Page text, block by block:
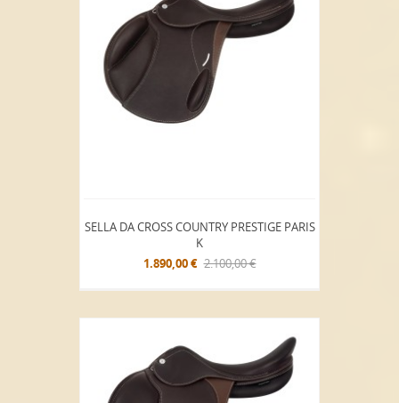
SELLA DA CROSS COUNTRY PRESTIGE PARIS
K
1.890,00 € 2.100,00 €